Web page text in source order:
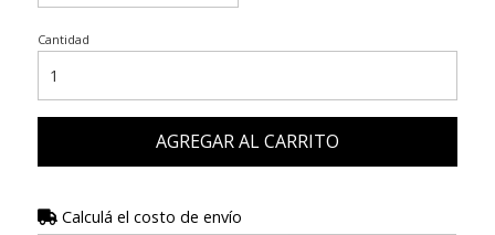
Cantidad
AGREGAR AL CARRITO
Calculá el costo de envío